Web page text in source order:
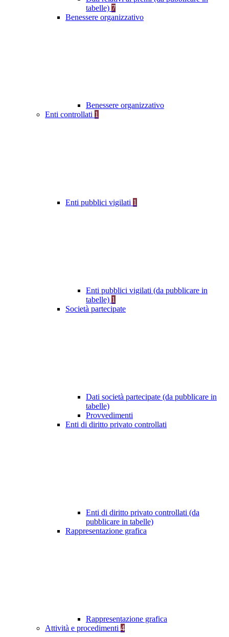
tabelle) 7
Benessere organizzativo
Benessere organizzativo
Enti controllati 1
Enti pubblici vigilati 1
Enti pubblici vigilati (da pubblicare in
tabelle) 1
Società partecipate
Dati società partecipate (da pubblicare in
tabelle)
Provvedimenti
Enti di diritto privato controllati
Enti di diritto privato controllati (da
pubblicare in tabelle)
Rappresentazione grafica
Rappresentazione grafica
Attività e procedimenti 4